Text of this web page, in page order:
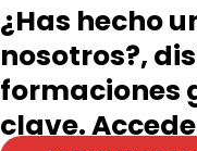
¿Has hecho
nosotros?,
formaciones
clave.